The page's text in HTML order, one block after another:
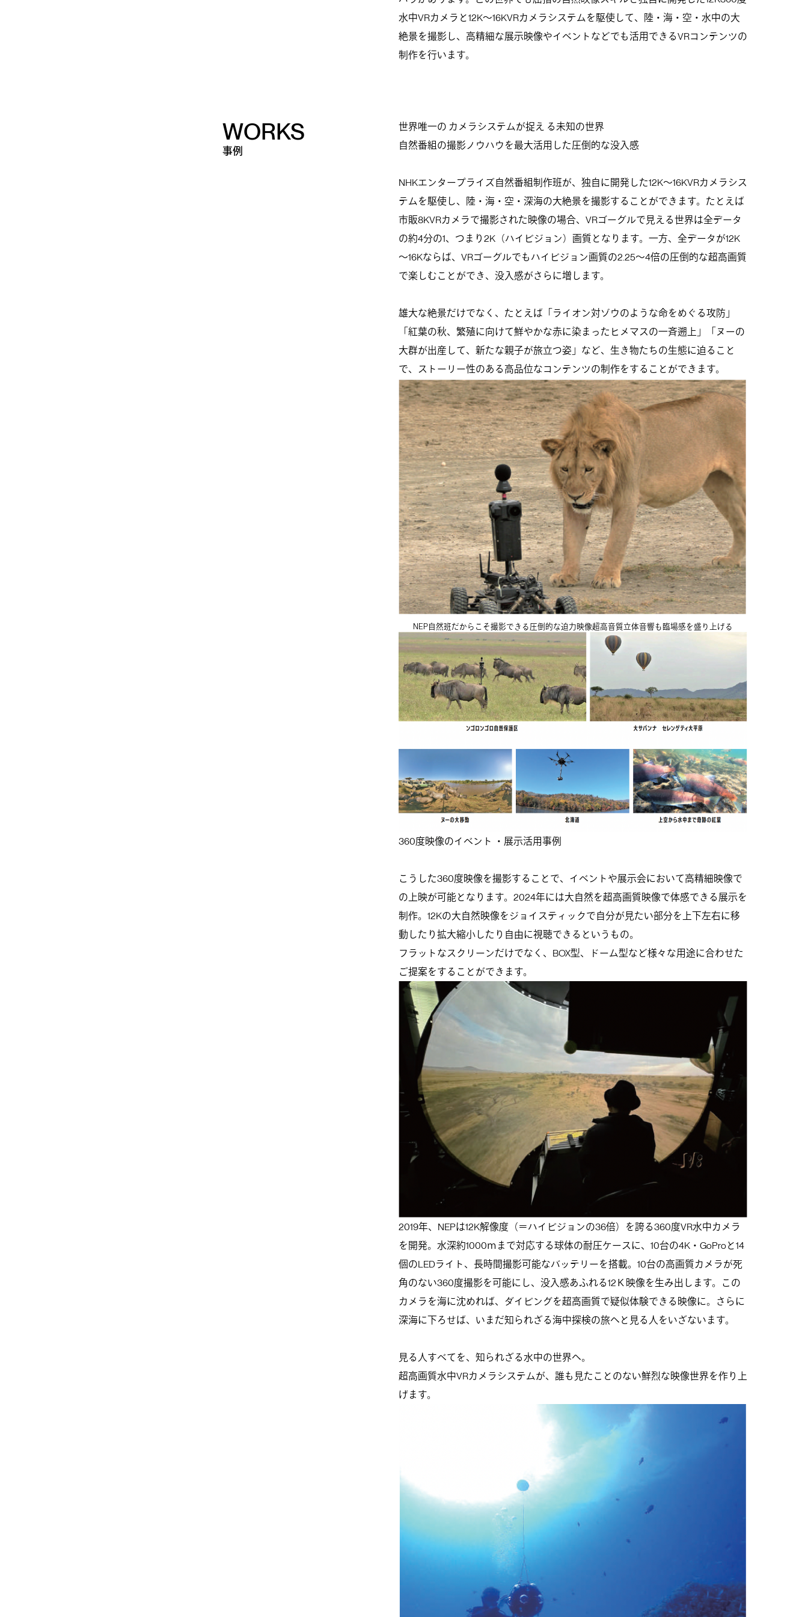
水中VRカメラと12K～16KVRカメラシステムを駆使して、陸・海・空・水中の大
絶景を撮影し、高精細な展示映像やイベントなどでも活用できるVRコンテンツの
制作を行います。
WORKS
事例
世界唯一の カメラシステムが捉え る未知の世界
自然番組の撮影ノウハウを最大活用した圧倒的な没入感
NHKエンタープライズ自然番組制作班が、独自に開発した12K～16KVRカメラシス
テムを駆使し、陸・海・空・深海の大絶景を撮影することができます。たとえば
市販8KVRカメラで撮影された映像の場合、VRゴーグルで見える世界は全データ
の約4分の1、つまり2K（ハイビジョン）画質となります。一方、全データが12K
～16Kならば、VRゴーグルでもハイビジョン画質の2.25～4倍の圧倒的な超高画質
で楽しむことができ、没入感がさらに増します。
雄大な絶景だけでなく、たとえば「ライオン対ゾウのような命をめぐる攻防」
「紅葉の秋、繁殖に向けて鮮やかな赤に染まったヒメマスの一斉遡上」「ヌーの
大群が出産して、新たな親子が旅立つ姿」など、生き物たちの生態に迫ること
で、ストーリー性のある高品位なコンテンツの制作をすることができます。
NEP自然班だからこそ撮影できる圧倒的な迫力映像超高音質立体音響も臨場感を盛り上げる
360度映像のイベント ・展示活用事例
こうした360度映像を撮影することで、イベントや展示会において高精細映像で
の上映が可能となります。2024年には大自然を超高画質映像で体感できる展示を
制作。12Kの大自然映像をジョイスティックで自分が見たい部分を上下左右に移
動したり拡大縮小したり自由に視聴できるというもの。
フラットなスクリーンだけでなく、BOX型、ドーム型など様々な用途に合わせた
ご提案をすることができます。
2019年、NEPは12K解像度（＝ハイビジョンの36倍）を誇る360度VR水中カメラ
を開発。水深約1000ｍまで対応する球体の耐圧ケースに、10台の4K・GoProと14
個のLEDライト、長時間撮影可能なバッテリーを搭載。10台の高画質カメラが死
角のない360度撮影を可能にし、没入感あふれる12Ｋ映像を生み出します。この
カメラを海に沈めれば、ダイビングを超高画質で疑似体験できる映像に。さらに
深海に下ろせば、いまだ知られざる海中探検の旅へと見る人をいざないます。
見る人すべてを、知られざる水中の世界へ。
超高画質水中VRカメラシステムが、誰も見たことのない鮮烈な映像世界を作り上
げます。